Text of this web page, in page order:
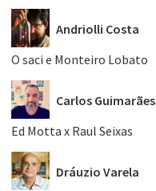
Andriolli Costa
O saci e Monteiro Lobato
Carlos Guimarães
Ed Motta x Raul Seixas
Dráuzio Varela